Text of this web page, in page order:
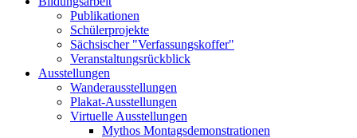
Publikationen
Schülerprojekte
Sächsischer "Verfassungskoffer"
Veranstaltungsrückblick
Ausstellungen
Wanderausstellungen
Plakat-Ausstellungen
Virtuelle Ausstellungen
Mythos Montagsdemonstrationen